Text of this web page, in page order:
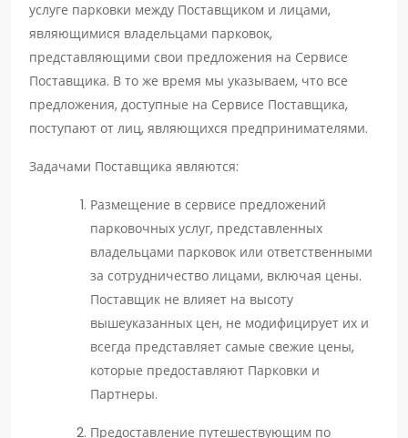
услуге парковки между Поставщиком и лицами,
являющимися владельцами парковок,
представляющими свои предложения на Сервисе
Поставщика. В то же время мы указываем, что все
предложения, доступные на Сервисе Поставщика,
поступают от лиц, являющихся предпринимателями.
Задачами Поставщика являются:
Размещение в сервисе предложений
парковочных услуг, представленных
владельцами парковок или ответственными
за сотрудничество лицами, включая цены.
Поставщик не влияет на высоту
вышеуказанных цен, не модифицирует их и
всегда представляет самые свежие цены,
которые предоставляют Парковки и
Партнеры.
Предоставление путешествующим по